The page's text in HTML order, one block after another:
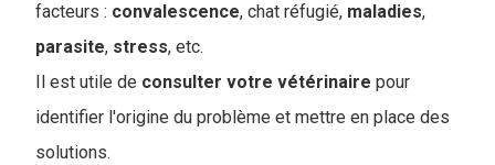
facteurs : convalescence, chat réfugié, maladies,
parasite, stress, etc.
Il est utile de consulter votre vétérinaire pour
identifier l'origine du problème et mettre en place des
solutions.